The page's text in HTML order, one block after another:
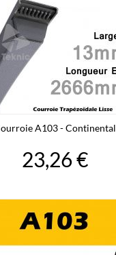
A103 - Continental
23,26 €